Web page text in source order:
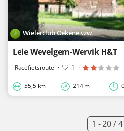
Wielerclub Oekene vzw
Leie Wevelgem-Wervik H&T
Racefietsroute · 1 ·
55,5 km 214 m
1 - 20 /